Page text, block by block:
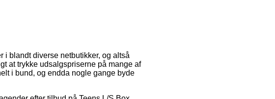
i blandt diverse netbutikker, og altså
at trykke udsalgspriserne på mange af
i bund, og endda nogle gange byde